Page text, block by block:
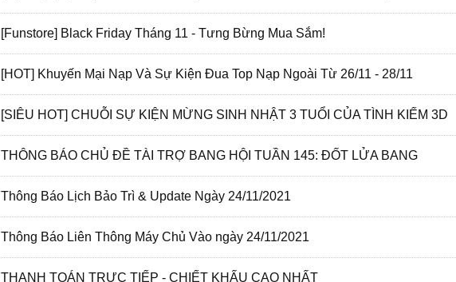
[Funstore] Black Friday Tháng 11 - Tưng Bừng Mua Sắm!
[HOT] Khuyến Mại Nạp Và Sự Kiện Đua Top Nạp Ngoài Từ 26/11 - 28/11
[SIÊU HOT] CHUỖI SỰ KIỆN MỪNG SINH NHẬT 3 TUỔI CỦA TÌNH KIẾM 3D
THÔNG BÁO CHỦ ĐỀ TÀI TRỢ BANG HỘI TUẦN 145: ĐỐT LỬA BANG
Thông Báo Lịch Bảo Trì & Update Ngày 24/11/2021
Thông Báo Liên Thông Máy Chủ Vào ngày 24/11/2021
THANH TOÁN TRỰC TIẾP - CHIẾT KHẤU CAO NHẤT